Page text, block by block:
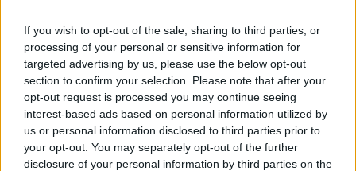
If you wish to opt-out of the sale, sharing to third parties, or
processing of your personal or sensitive information for
targeted advertising by us, please use the below opt-out
section to confirm your selection. Please note that after your
opt-out request is processed you may continue seeing
interest-based ads based on personal information utilized by
us or personal information disclosed to third parties prior to
your opt-out. You may separately opt-out of the further
disclosure of your personal information by third parties on the
CERRO MAGGIORE
A Cerro Maggiore cresce il
frumento dei biscotti Mulino
Bianco che fa bene alle api